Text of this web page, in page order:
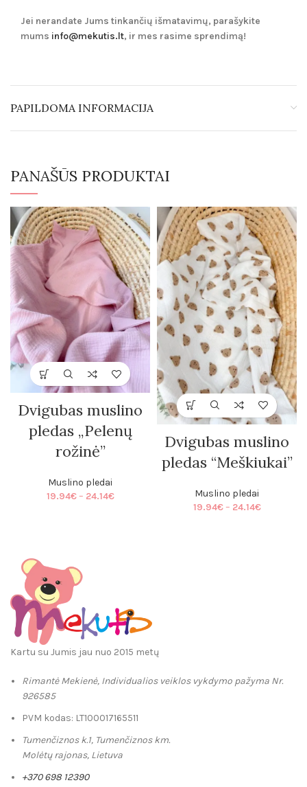
Jei nerandate Jums tinkančių išmatavimų, parašykite
mums info@mekutis.lt, ir mes rasime sprendimą!
PAPILDOMA INFORMACIJA
PANAŠŪS PRODUKTAI
Dvigubas muslino
pledas „Pelenų
rožinė”
Muslino pledai
19.94€ – 24.14€Price
Dvigubas muslino
pledas “Meškiukai”
Muslino pledai
19.94€ – 24.14€Price
Kartu su Jumis jau nuo 2015 metų
Rimantė Mekienė, Individualios veiklos vykdymo pažyma Nr.
926585
PVM kodas: LT100017165511
Tumenčiznos k.1, Tumenčiznos km.
Molėtų rajonas, Lietuva
+370 698 12390